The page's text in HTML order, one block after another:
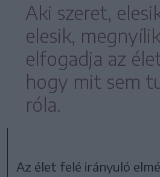
Aki szeret,
elesik,
elfogadja az
hogy mit sem
róla.
Az élet felé irányuló